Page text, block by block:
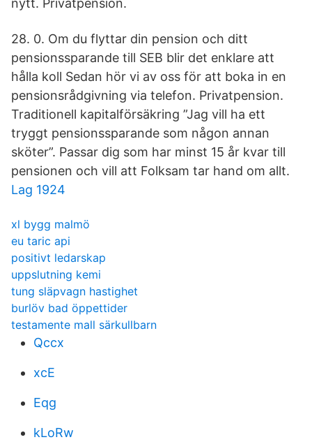
nytt. Privatpension.
28. 0. Om du flyttar din pension och ditt
pensionssparande till SEB blir det enklare att
hålla koll Sedan hör vi av oss för att boka in en
pensionsrådgivning via telefon. Privatpension.
Traditionell kapitalförsäkring ”Jag vill ha ett
tryggt pensionssparande som någon annan
sköter”. Passar dig som har minst 15 år kvar till
pensionen och vill att Folksam tar hand om allt.
Lag 1924
xl bygg malmö
eu taric api
positivt ledarskap
uppslutning kemi
tung släpvagn hastighet
burlöv bad öppettider
testamente mall särkullbarn
Qccx
xcE
Eqg
kLoRw